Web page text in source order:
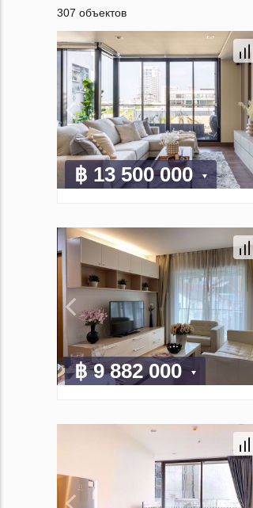
307 объектов
฿ 13 500 000
฿ 9 882 000